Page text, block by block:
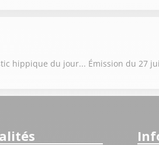
hippique du jour... Émission du 27